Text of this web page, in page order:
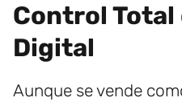
Control
Digital
Aunque se vende